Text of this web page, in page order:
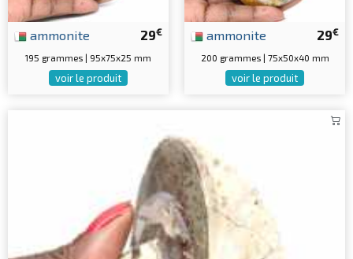
29€
ammonite
195 grammes | 95x75x25 mm
voir le produit
29€
ammonite
200 grammes | 75x50x40 mm
voir le produit